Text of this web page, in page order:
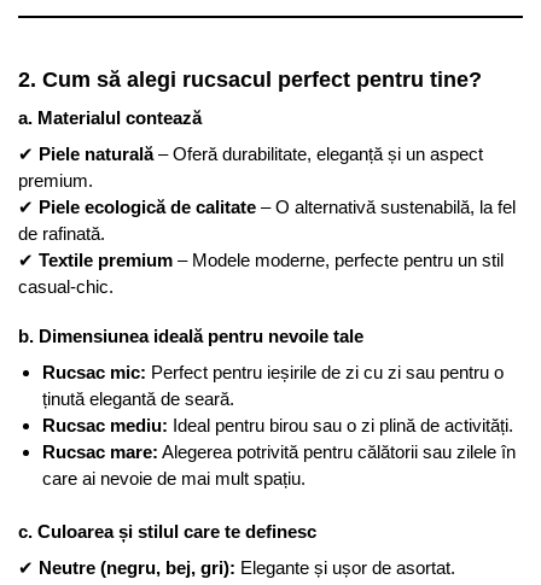
2. Cum să alegi rucsacul perfect pentru tine?
a. Materialul contează
✔ Piele naturală– Oferă durabilitate, eleganță și un aspect
premium.
✔ Piele ecologică de calitate – O alternativă sustenabilă, la fel
de rafinată.
✔ Textile premium – Modele moderne, perfecte pentru un stil
casual-chic.
b. Dimensiunea ideală pentru nevoile tale
Rucsac mic: Perfect pentru ieșirile de zi cu zi sau pentru o
ținută elegantă de seară.
Rucsac mediu: Ideal pentru birou sau o zi plină de activități.
Rucsac mare: Alegerea potrivită pentru călătorii sau zilele în
care ai nevoie de mai mult spațiu.
c. Culoarea și stilul care te definesc
✔ Neutre (negru, bej, gri): Elegante și ușor de asortat.